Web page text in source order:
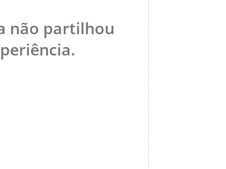
não partilhou